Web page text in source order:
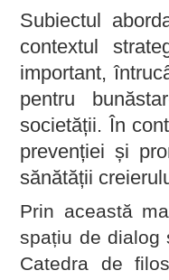
Subiectul
contextul
important,
pentru
societății. În
prevenției și
sănătății
Prin această
spațiu de dialog
Catedra de